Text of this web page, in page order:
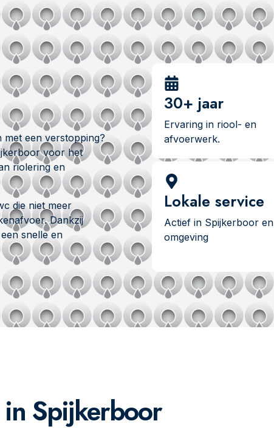
een verstopping?
voor het
riolering en
die niet meer
Dankzij
snelle en
30+ jaar
Ervaring in riool- en
afvoerwerk.
Lokale service
Actief in Spijkerboor en
omgeving
Spijkerboor